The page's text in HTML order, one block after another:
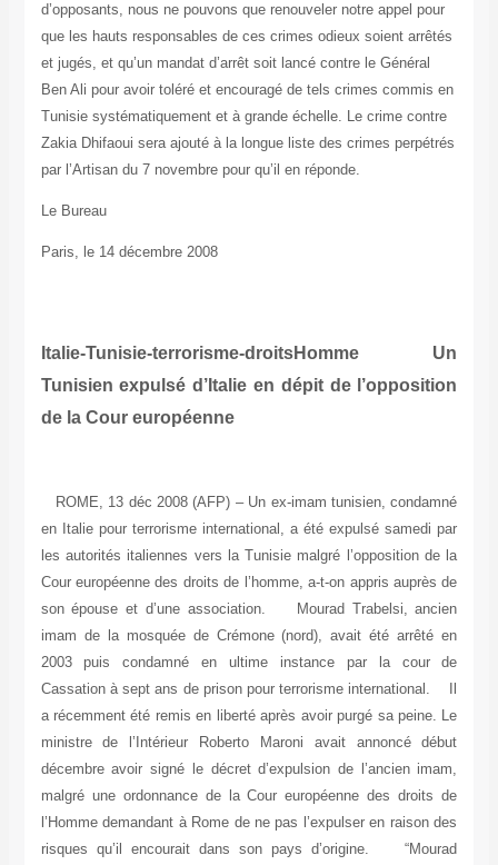
d’opposants, nous ne pouvons que renouveler notre appel pour
que les hauts responsables de ces crimes odieux soient arrêtés
et jugés, et qu’un mandat d’arrêt soit lancé contre le Général
Ben Ali pour avoir toléré et encouragé de tels crimes commis en
Tunisie systématiquement et à grande échelle. Le crime contre
Zakia Dhifaoui sera ajouté à la longue liste des crimes perpétrés
par l’Artisan du 7 novembre pour qu’il en réponde.
Le Bureau
Paris, le 14 décembre 2008
Italie-Tunisie-terrorisme-droitsHomme Un
Tunisien expulsé d’Italie en dépit de l’opposition
de la Cour européenne
ROME, 13 déc 2008 (AFP) – Un ex-imam tunisien, condamné
en Italie pour terrorisme international, a été expulsé samedi par
les autorités italiennes vers la Tunisie malgré l’opposition de la
Cour européenne des droits de l’homme, a-t-on appris auprès de
son épouse et d’une association. Mourad Trabelsi, ancien
imam de la mosquée de Crémone (nord), avait été arrêté en
2003 puis condamné en ultime instance par la cour de
Cassation à sept ans de prison pour terrorisme international. Il
a récemment été remis en liberté après avoir purgé sa peine. Le
ministre de l’Intérieur Roberto Maroni avait annoncé début
décembre avoir signé le décret d’expulsion de l’ancien imam,
malgré une ordonnance de la Cour européenne des droits de
l’Homme demandant à Rome de ne pas l’expulser en raison des
risques qu’il encourait dans son pays d’origine. “Mourad